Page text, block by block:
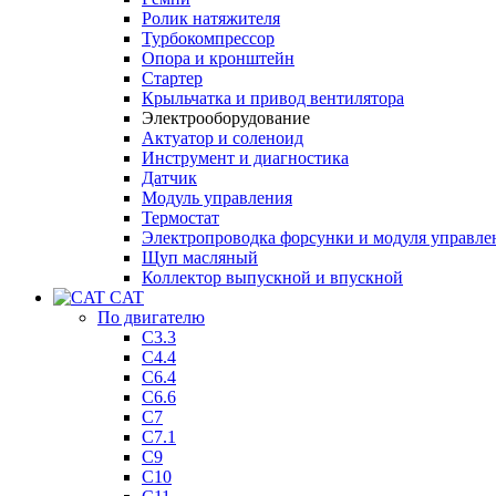
Ролик натяжителя
Турбокомпрессор
Опора и кронштейн
Стартер
Крыльчатка и привод вентилятора
Электрооборудование
Актуатор и соленоид
Инструмент и диагностика
Датчик
Модуль управления
Термостат
Электропроводка форсунки и модуля
Щуп масляный
Коллектор выпускной и впускной
CAT
По двигателю
C3.3
C4.4
C6.4
C6.6
C7
C7.1
C9
C10